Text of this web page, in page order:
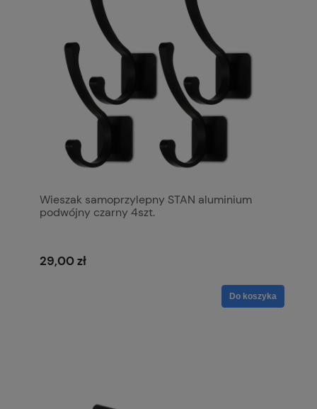
Wieszak samoprzylepny STAN aluminium
podwójny czarny 4szt.
29,00 zł
Do koszyka